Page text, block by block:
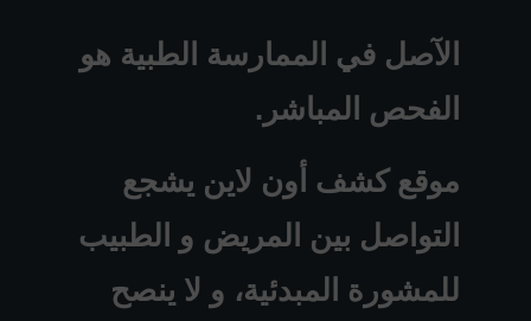
الآصل في الممارسة الطبية هو
الفحص المباشر.
موقع كشف أون لاين يشجع
التواصل بين المريض و الطبيب
للمشورة المبدئية، و لا ينصح